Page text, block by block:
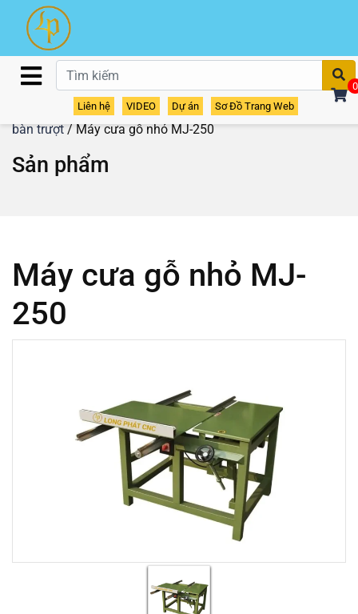
Liên hệ VIDEO Dự án Sơ Đồ Trang Web
0
Sản phẩm /Máy cưa gỗ - máy cắt gỗ/Máy cưa
bàn trượt/ Máy cưa gỗ nhỏ MJ-250
Sản phẩm
Máy cưa gỗ nhỏ MJ-
250